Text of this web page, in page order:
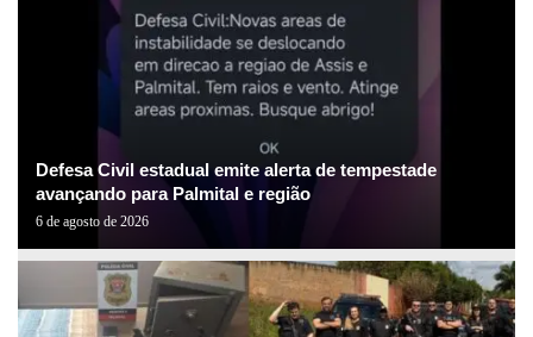
Defesa Civil estadual emite alerta de tempestade
avançando para Palmital e região
6 de agosto de 2026